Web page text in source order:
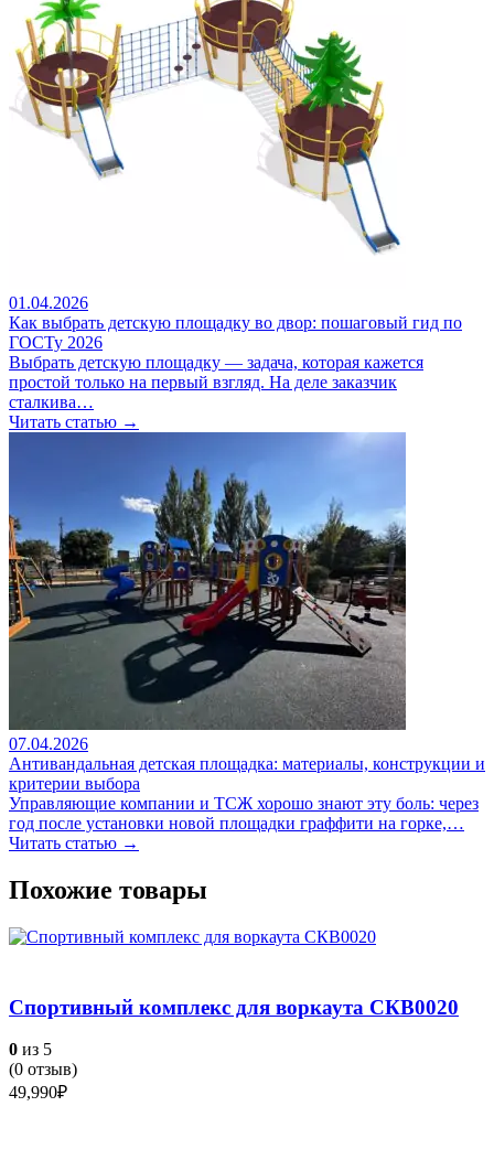
01.04.2026
Как выбрать детскую площадку во двор: пошаговый гид по
ГОСТу 2026
Выбрать детскую площадку — задача, которая кажется
простой только на первый взгляд. На деле заказчик
сталкива…
Читать статью →
07.04.2026
Антивандальная детская площадка: материалы, конструкции и
критерии выбора
Управляющие компании и ТСЖ хорошо знают эту боль: через
год после установки новой площадки граффити на горке,…
Читать статью →
Похожие товары
Спортивный комплекс для воркаута СКВ0020
0 из 5
(0 отзыв)
49,990₽